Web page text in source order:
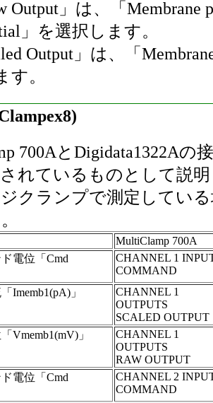
Output」は、「Membrane
」を選択します。
Output」は、「
す。
700AとDigidata1322Aの
れているものとして説
クランプで測定してい
MultiClamp 700A
電位「Cmd
CHANNEL 1
COMMAND
Imemb1(pA)」
CHANNEL 1
OUTPUTS
SCALED OUTPUT
Vmemb1(mV)」
CHANNEL 1
OUTPUTS
RAW OUTPUT
電位「Cmd
CHANNEL 2
COMMAND